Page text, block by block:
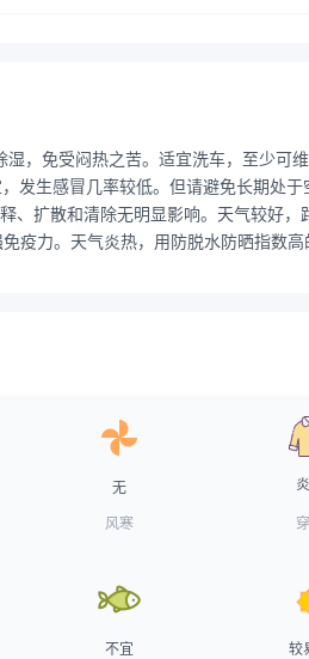
，免受闷热之苦。适宜洗车，至少
发生感冒几率较低。但请避免长期处
、扩散和清除无明显影响。天气较好
疫力。天气炎热，用防脱水防晒指数高
无
风寒
不宜
较